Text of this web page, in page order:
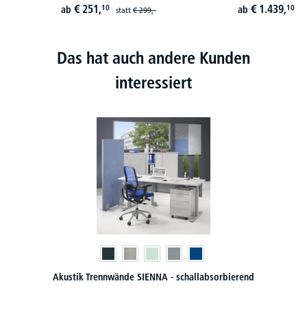
ab € 251,10 statt€ 299,- ab€ 1.439,10
Das hat auch andere Kunden
interessiert
Akustik Trennwände SIENNA - schallabsorbierend